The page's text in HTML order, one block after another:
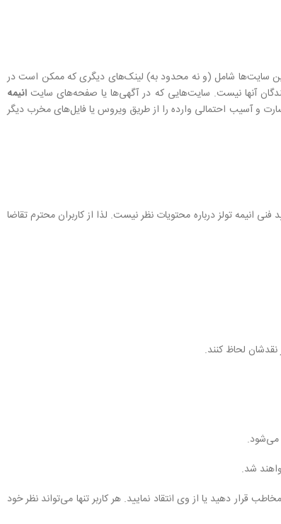
سایت‏‌ها شامل (و نه محدود به) لینک‏‌های دیگری که ممکن است در
آنها نیست. سایت‏‌هایى که در آگهی‏‌ها یا صفحه‏‌های سایت انیمه
و آسیب احتمالی وارده را از طرﻳﻖ وﻳﺮوس یا فایل‏‌های مخرب دیگر
تولز درباره محتویات نظر نیست. لذا از کاربران محترم تقاضا
قرار دهید یا از وی انتقاد نمایید. هر کاربر تنها می‌تواند نظر خود